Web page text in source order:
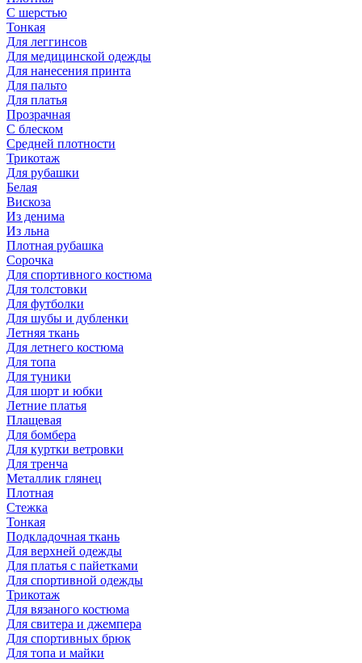
С шерстью
Тонкая
Для леггинсов
Для медицинской одежды
Для нанесения принта
Для пальто
Для платья
Прозрачная
С блеском
Средней плотности
Трикотаж
Для рубашки
Белая
Вискоза
Из денима
Из льна
Плотная рубашка
Сорочка
Для спортивного костюма
Для толстовки
Для футболки
Для шубы и дубленки
Летняя ткань
Для летнего костюма
Для топа
Для туники
Для шорт и юбки
Летние платья
Плащевая
Для бомбера
Для куртки ветровки
Для тренча
Металлик глянец
Плотная
Стежка
Тонкая
Подкладочная ткань
Для верхней одежды
Для платья с пайетками
Для спортивной одежды
Трикотаж
Для вязаного костюма
Для свитера и джемпера
Для спортивных брюк
Для топа и майки